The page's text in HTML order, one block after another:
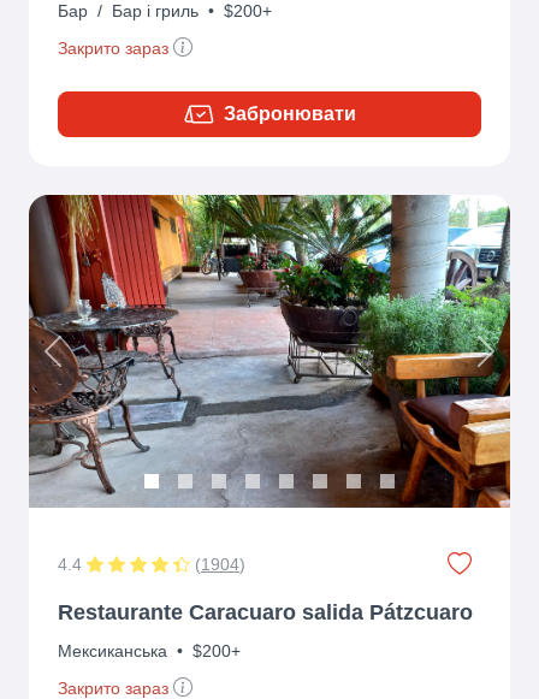
Бар / Бар і гриль • $200+
Закрито зараз
Забронювати
Previous Next
4.4 (1904)
Restaurante Caracuaro salida Pátzcuaro
Мексиканська • $200+
Закрито зараз